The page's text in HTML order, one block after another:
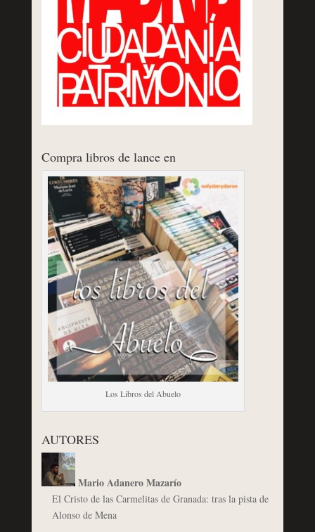
Compra libros de lance en
Los Libros del Abuelo
AUTORES
Mario Adanero Mazarío
El Cristo de las Carmelitas de Granada: tras la pista de
Alonso de Mena